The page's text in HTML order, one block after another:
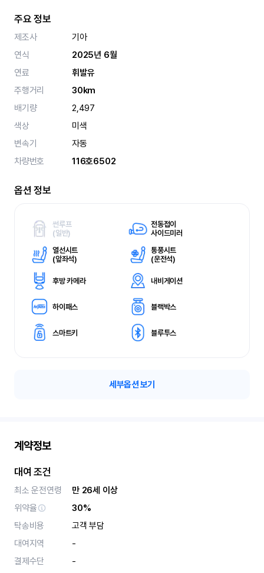
주요 정보
제조사
기아
연식
2025년 6월
연료
휘발유
주행거리
30km
배기량
2,497
색상
미색
변속기
자동
차량번호
116호6502
옵션 정보
썬루프
(일반)
전동접이
사이드미러
열선시트
(앞좌석)
통풍시트
(운전석)
후방 카메라 내비게이션
하이패스 블랙박스
스마트키 블루투스
세부옵션 보기
계약정보
대여 조건
최소 운전연령
만 26세 이상
위약율
30%
탁송비용
고객 부담
대여지역
-
결제수단
-